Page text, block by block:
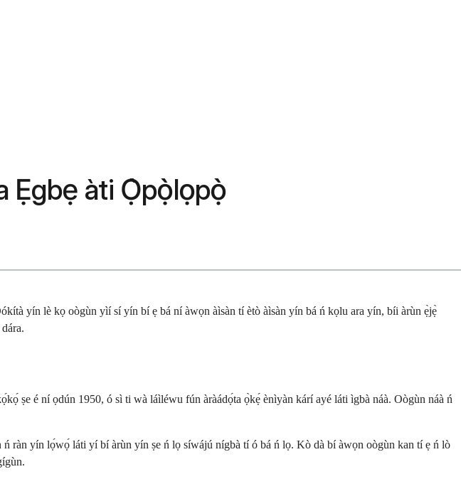
Ẹgbẹ àti Ọ̀pọ̀lọpọ̀
yín lè kọ oògùn yìí sí yín bí ẹ bá ní àwọn àìsàn tí ètò àìsàn yín bá ń kọlu ara yín, bíi àrùn ẹ̀jẹ̀
ṣe é ní ọdún 1950, ó sì ti wà láìléwu fún àràádọ́ta ọ̀kẹ́ ènìyàn kárí ayé láti ìgbà náà. Oògùn náà ń
ràn yín lọ́wọ́ láti yí bí àrùn yín ṣe ń lọ síwájú nígbà tí ó bá ń lọ. Kò dà bí àwọn oògùn kan tí ẹ ń lò